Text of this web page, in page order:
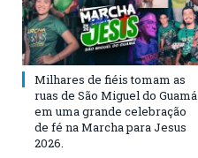
Milhares de fiéis tomam as
ruas de São Miguel do Guamá
em uma grande celebração
de fé na Marcha para Jesus
2026.